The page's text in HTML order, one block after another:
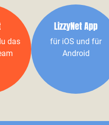
das
LizzyNet App
für iOS und für
Android